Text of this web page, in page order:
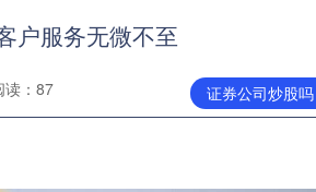
户服务无微不至
证券公司炒股吗
读：87